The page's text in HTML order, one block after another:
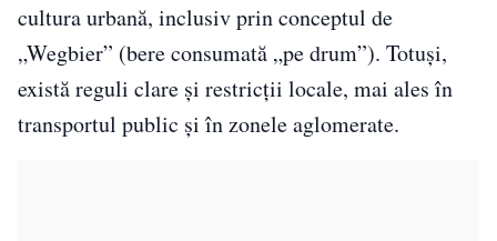
cultura urbană, inclusiv prin conceptul de
„Wegbier” (bere consumată „pe drum”). Totuși,
există reguli clare și restricții locale, mai ales în
transportul public și în zonele aglomerate.